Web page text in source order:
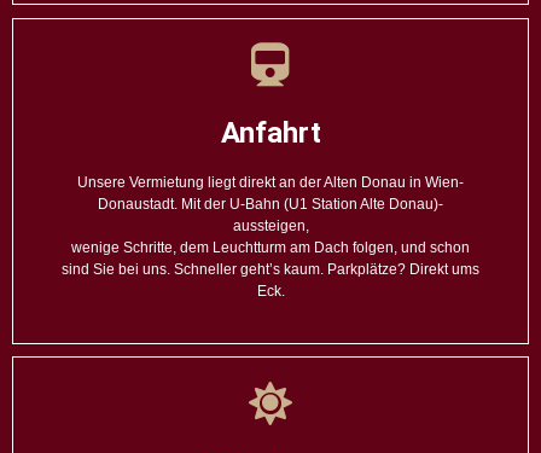
Anfahrt
Unsere Vermietung liegt direkt an der Alten Donau in Wien-
Donaustadt. Mit der U-Bahn (U1 Station Alte Donau)-
aussteigen,
wenige Schritte, dem Leuchtturm am Dach folgen, und schon
sind Sie bei uns. Schneller geht’s kaum. Parkplätze? Direkt ums
Eck.